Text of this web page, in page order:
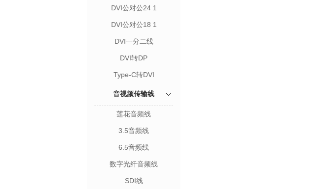
DVI公对公24 1
DVI公对公18 1
DVI一分二线
DVI转DP
Type-C转DVI
音视频传输线
莲花音频线
3.5音频线
6.5音频线
数字光纤音频线
SDI线